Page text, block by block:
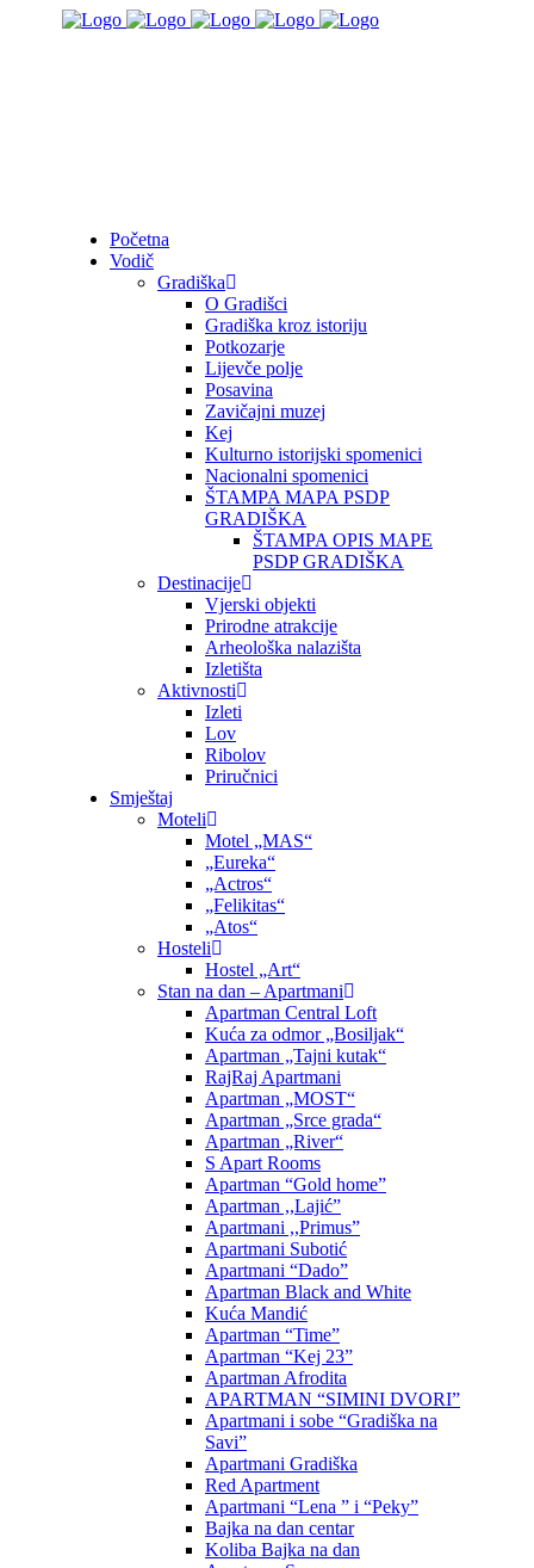
Početna
Vodič
Gradiška
O Gradišci
Gradiška kroz istoriju
Potkozarje
Lijevče polje
Posavina
Zavičajni muzej
Kej
Kulturno istorijski spomenici
Nacionalni spomenici
ŠTAMPA MAPA PSDP
GRADIŠKA
ŠTAMPA OPIS MAPE
PSDP GRADIŠKA
Destinacije
Vjerski objekti
Prirodne atrakcije
Arheološka nalazišta
Izletišta
Aktivnosti
Izleti
Lov
Ribolov
Priručnici
Smještaj
Moteli
Motel „MAS“
„Eureka“
„Actros“
„Felikitas“
„Atos“
Hosteli
Hostel „Art“
Stan na dan – Apartmani
Apartman Central Loft
Kuća za odmor „Bosiljak“
Apartman „Tajni kutak“
RajRaj Apartmani
Apartman „MOST“
Apartman „Srce grada“
Apartman „River“
S Apart Rooms
Apartman “Gold home”
Apartman ,,Lajić”
Apartmani ,,Primus”
Apartmani Subotić
Apartmani “Dado”
Apartman Black and White
Kuća Mandić
Apartman “Time”
Apartman “Kej 23”
Apartman Afrodita
APARTMAN “SIMINI DVORI”
Apartmani i sobe “Gradiška na
Savi”
Apartmani Gradiška
Red Apartment
Apartmani “Lena ” i “Peky”
Bajka na dan centar
Koliba Bajka na dan